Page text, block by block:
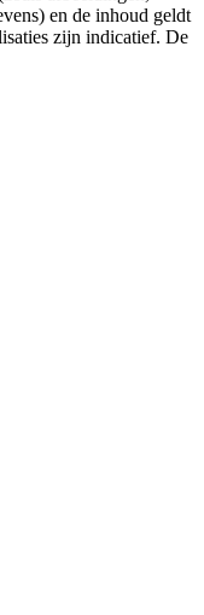
en de inhoud geldt
zijn indicatief. De